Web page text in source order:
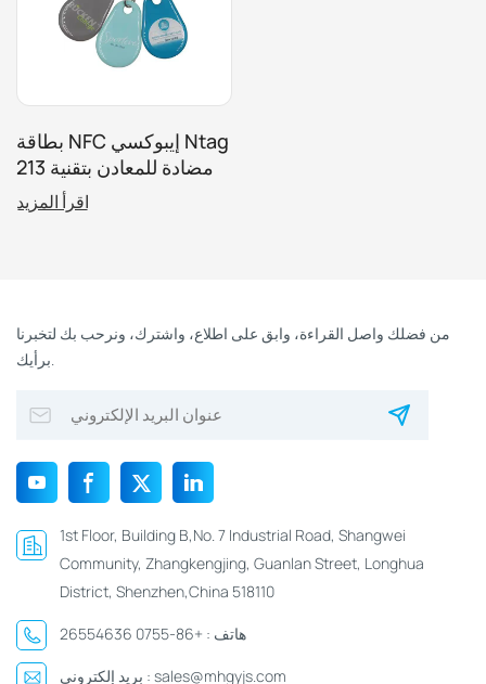
بطاقة NFC إيبوكسي Ntag
213 مضادة للمعادن بتقنية
RFID
اقرأ المزيد
من فضلك واصل القراءة، وابق على اطلاع، واشترك، ونرحب بك لتخبرنا
برأيك.
1st Floor, Building B,No. 7 Industrial Road, Shangwei
Community, Zhangkengjing, Guanlan Street, Longhua
District, Shenzhen,China 518110
هاتف : +86-0755 26554636
بريد إلكتروني : sales@mhgyjs.com